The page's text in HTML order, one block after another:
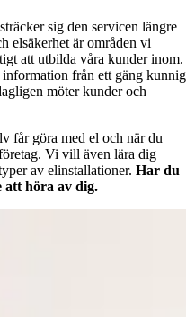
sig den servicen längre
elsäkerhet är områden vi
att utbilda våra kunder inom.
från ett gäng
möter kunder och
får göra med el och när du
Vi vill även lära dig
av elinstallationer. Har du
att höra av dig.